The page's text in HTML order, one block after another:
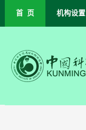
首 页 机构设置